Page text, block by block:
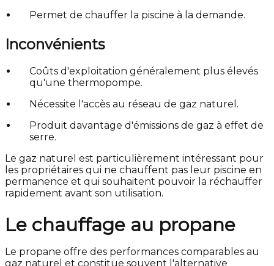
Permet de chauffer la piscine à la demande.
Inconvénients
Coûts d'exploitation généralement plus élevés
qu'une thermopompe.
Nécessite l'accès au réseau de gaz naturel.
Produit davantage d'émissions de gaz à effet de
serre.
Le gaz naturel est particulièrement intéressant pour
les propriétaires qui ne chauffent pas leur piscine en
permanence et qui souhaitent pouvoir la réchauffer
rapidement avant son utilisation.
Le chauffage au propane
Le propane offre des performances comparables au
gaz naturel et constitue souvent l'alternative